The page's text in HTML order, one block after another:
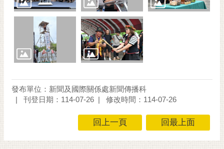
發布單位：新聞及國際關係處新聞傳播科
刊登日期：114-07-26
修改時間：114-07-26
回上一頁 回最上面